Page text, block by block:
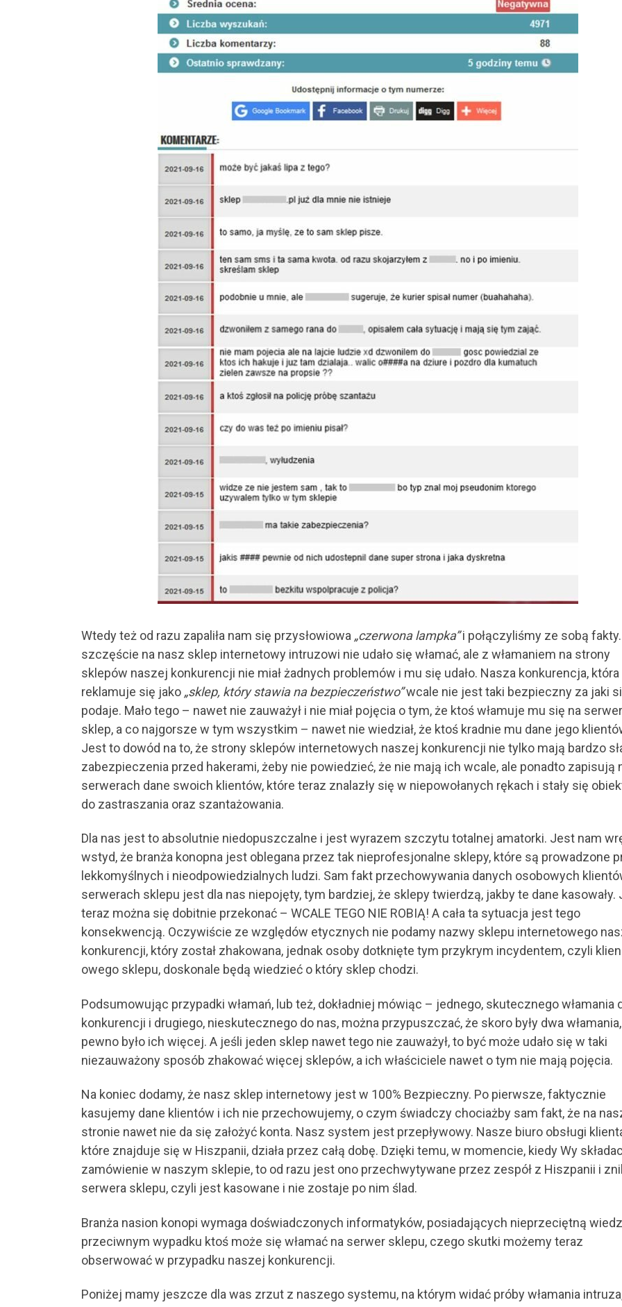
Wtedy też od razu zapaliła nam się przysłowiowa „czerwona lampka”i połączyliśmy ze sobą
szczęście na nasz sklep internetowy intruzowi nie udało się włamać, ale z włamaniem na strony
sklepów naszej konkurencji nie miał żadnych problemów i mu się udało. Nasza konkurencja, która
reklamuje się jako „sklep, który stawia na bezpieczeństwo”wcale nie jest taki bezpieczny za jaki
podaje. Mało tego – nawet nie zauważył i nie miał pojęcia o tym, że ktoś włamuje mu się na
sklep, a co najgorsze w tym wszystkim – nawet nie wiedział, że ktoś kradnie mu dane jego
Jest to dowód na to, że strony sklepów internetowych naszej konkurencji nie tylko mają bardzo
zabezpieczenia przed hakerami, żeby nie powiedzieć, że nie mają ich wcale, ale ponadto zapisują
serwerach dane swoich klientów, które teraz znalazły się w niepowołanych rękach i stały się
do zastraszania oraz szantażowania.
Dla nas jest to absolutnie niedopuszczalne i jest wyrazem szczytu totalnej amatorki. Jest nam
wstyd, że branża konopna jest oblegana przez tak nieprofesjonalne sklepy, które są prowadzone
lekkomyślnych i nieodpowiedzialnych ludzi. Sam fakt przechowywania danych osobowych
serwerach sklepu jest dla nas niepojęty, tym bardziej, że sklepy twierdzą, jakby te dane kasowały.
teraz można się dobitnie przekonać – WCALE TEGO NIE ROBIĄ! A cała ta sytuacja jest tego
konsekwencją. Oczywiście ze względów etycznych nie podamy nazwy sklepu internetowego
konkurencji, który został zhakowana, jednak osoby dotknięte tym przykrym incydentem, czyli
owego sklepu, doskonale będą wiedzieć o który sklep chodzi.
Podsumowując przypadki włamań, lub też, dokładniej mówiąc – jednego, skutecznego włamania
konkurencji i drugiego, nieskutecznego do nas, można przypuszczać, że skoro były dwa
pewno było ich więcej. A jeśli jeden sklep nawet tego nie zauważył, to być może udało się w taki
niezauważony sposób zhakować więcej sklepów, a ich właściciele nawet o tym nie mają pojęcia.
Na koniec dodamy, że nasz sklep internetowy jest w 100% Bezpieczny. Po pierwsze, faktycznie
kasujemy dane klientów i ich nie przechowujemy, o czym świadczy chociażby sam fakt, że na
stronie nawet nie da się założyć konta. Nasz system jest przepływowy. Nasze biuro obsługi
które znajduje się w Hiszpanii, działa przez całą dobę. Dzięki temu, w momencie, kiedy Wy
zamówienie w naszym sklepie, to od razu jest ono przechwytywane przez zespół z Hiszpanii i
serwera sklepu, czyli jest kasowane i nie zostaje po nim ślad.
Branża nasion konopi wymaga doświadczonych informatyków, posiadających nieprzeciętną
przeciwnym wypadku ktoś może się włamać na serwer sklepu, czego skutki możemy teraz
obserwować w przypadku naszej konkurencji.
Poniżej mamy jeszcze dla was zrzut z naszego systemu, na którym widać próby włamania